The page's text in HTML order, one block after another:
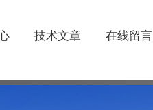
技术文章 在线留言